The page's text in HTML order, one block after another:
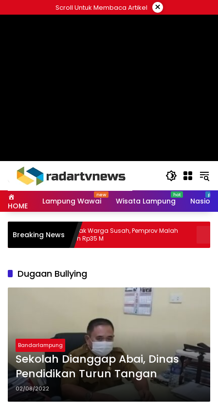
to
Scroll Untuk Membaca Artikel ×
HOME Lampung Wawai Wisata Lampung
Breaking News
Banyak Warga Susah, Pemprov Malah
Hibah Rp35 M
Dugaan Bullying
Bandarlampung
Sekolah Dianggap Abai, Dinas
Pendidikan Turun Tangan
02/08/2022